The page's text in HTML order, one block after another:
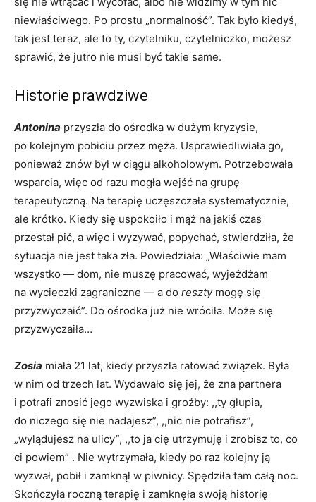
niewłaściwego. Po prostu „normalność”. Tak było kiedyś,
tak jest teraz, ale to ty, czytelniku, czytelniczko, możesz
sprawić, że jutro nie musi być takie same.
Historie prawdziwe
Antonina przyszła do ośrodka w dużym kryzysie,
po kolejnym pobiciu przez męża. Usprawiedliwiała go,
ponieważ znów był w ciągu alkoholowym. Potrzebowała
wsparcia, więc od razu mogła wejść na grupę
terapeutyczną. Na terapię uczęszczała systematycznie,
ale krótko. Kiedy się uspokoiło i mąż na jakiś czas
przestał pić, a więc i wyzywać, popychać, stwierdziła, że
sytuacja nie jest taka zła. Powiedziała: „Właściwie mam
wszystko — dom, nie muszę pracować, wyjeżdżam
na wycieczki zagraniczne — a do resztymogę się
przyzwyczaić”. Do ośrodka już nie wróciła. Może się
przyzwyczaiła…
Zosia miała 21 lat, kiedy przyszła ratować związek. Była
w nim od trzech lat. Wydawało się jej, że zna partnera
i potrafi znosić jego wyzwiska i groźby: ,,ty głupia,
do niczego się nie nadajesz”, ,,nic nie potrafisz”,
„wylądujesz na ulicy”, ,,to ja cię utrzymuję i zrobisz to, co
ci powiem” . Nie wytrzymała, kiedy po raz kolejny ją
wyzwał, pobił i zamknął w piwnicy. Spędziła tam całą noc.
Skończyła roczną terapię i zamknęła swoją historię